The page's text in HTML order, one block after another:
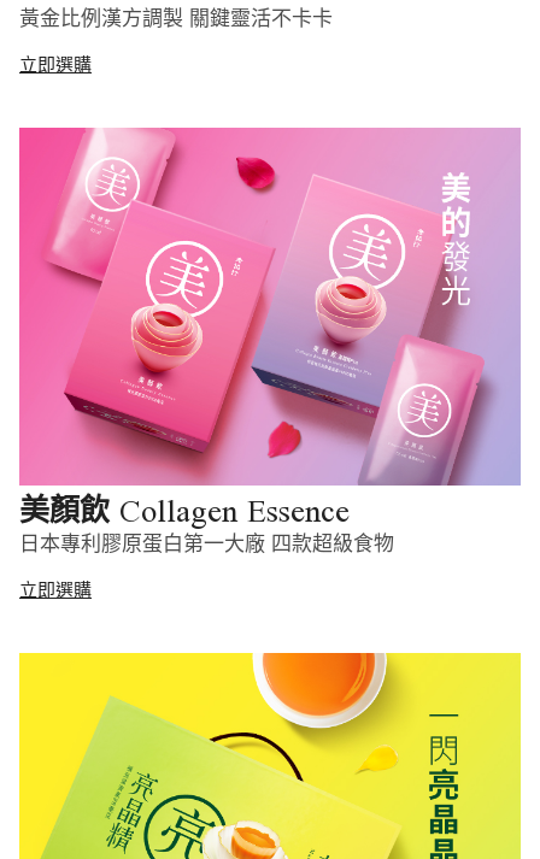
黃金比例漢方調製 關鍵靈活不卡卡
立即選購
美顏飲 Collagen Essence
日本專利膠原蛋白第一大廠 四款超級食物
立即選購